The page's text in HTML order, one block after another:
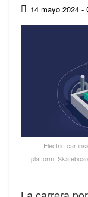
14 mayo 2024 -
Electric car
platform.